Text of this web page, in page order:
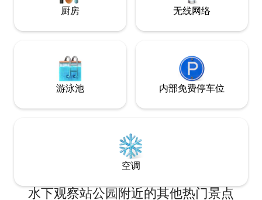
客入住
厨房 无线网络
游泳池 内部免费停车位
空调
水下观察站公园附近的其他热门景点